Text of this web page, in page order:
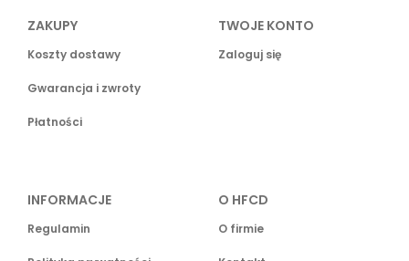
ZAKUPY
Koszty dostawy
Gwarancja i zwroty
Płatności
TWOJE KONTO
Zaloguj się
INFORMACJE
Regulamin
O HFCD
O firmie